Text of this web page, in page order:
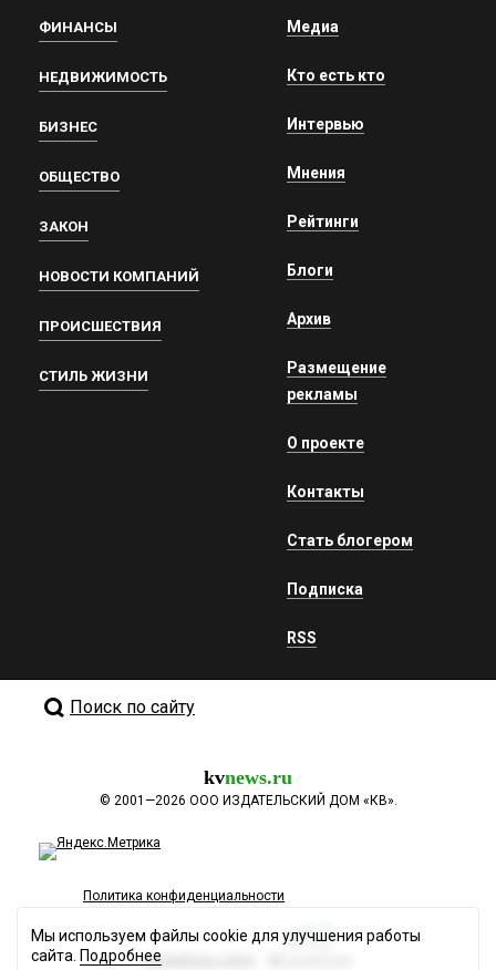
ФИНАНСЫ
НЕДВИЖИМОСТЬ
БИЗНЕС
ОБЩЕСТВО
ЗАКОН
НОВОСТИ КОМПАНИЙ
ПРОИСШЕСТВИЯ
СТИЛЬ ЖИЗНИ
Медиа
Кто есть кто
Интервью
Мнения
Рейтинги
Блоги
Архив
Размещение
рекламы
О проекте
Контакты
Стать блогером
Подписка
RSS
Поиск по сайту
kvnews.ru
© 2001—2026 ООО ИЗДАТЕЛЬСКИЙ ДОМ «КВ».
Политика конфиденциальности
Разработка сайта
Мы используем файлы cookie для улучшения работы
сайта. Подробнее